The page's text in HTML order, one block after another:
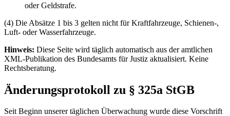
oder Geldstrafe.
(4) Die Absätze 1 bis 3 gelten nicht für Kraftfahrzeuge, Schienen-,
Luft- oder Wasserfahrzeuge.
Hinweis: Diese Seite wird täglich automatisch aus der amtlichen
XML-Publikation des Bundesamts für Justiz aktualisiert. Keine
Rechtsberatung.
Änderungsprotokoll zu § 325a StGB
Seit Beginn unserer täglichen Überwachung wurde diese Vorschrift